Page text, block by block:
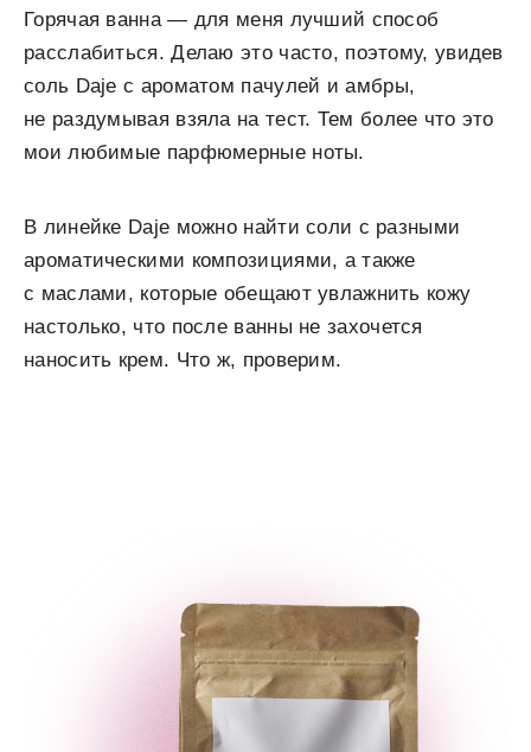
Горячая ванна — для меня лучший способ
расслабиться. Делаю это часто, поэтому, увидев
соль Daje с ароматом пачулей и амбры,
не раздумывая взяла на тест. Тем более что это
мои любимые парфюмерные ноты.
В линейке Daje можно найти соли с разными
ароматическими композициями, а также
с маслами, которые обещают увлажнить кожу
настолько, что после ванны не захочется
наносить крем. Что ж, проверим.